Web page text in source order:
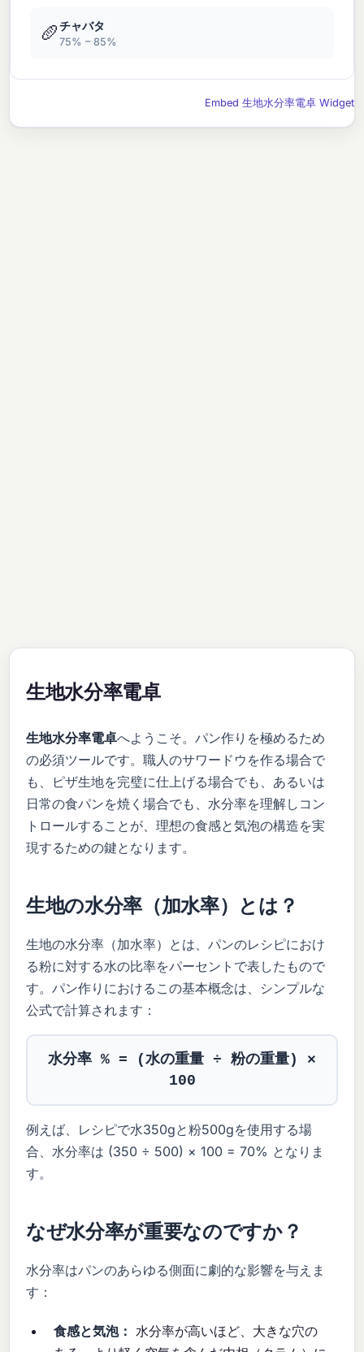
🥖チャバタ
75% – 85%
Embed 生地水分率電卓 Widget
生地水分率電卓
生地水分率電卓へようこそ。パン作りを極めるため
の必須ツールです。職人のサワードウを作る場合で
も、ピザ生地を完璧に仕上げる場合でも、あるいは
日常の食パンを焼く場合でも、水分率を理解しコン
トロールすることが、理想の食感と気泡の構造を実
現するための鍵となります。
生地の水分率（加水率）とは？
生地の水分率（加水率）とは、パンのレシピにおけ
る粉に対する水の比率をパーセントで表したもので
す。パン作りにおけるこの基本概念は、シンプルな
公式で計算されます：
水分率 % = (水の重量 ÷ 粉の重量) ×
100
例えば、レシピで水350gと粉500gを使用する場
合、水分率は (350 ÷ 500) × 100 = 70% となりま
す。
なぜ水分率が重要なのですか？
水分率はパンのあらゆる側面に劇的な影響を与えま
す：
食感と気泡： 水分率が高いほど、大きな穴の